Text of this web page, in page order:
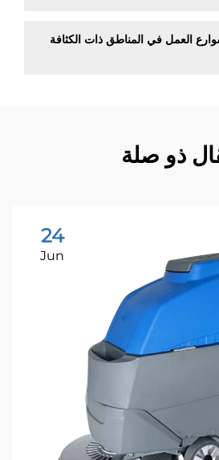
في المناطق ذات الكثافة
صلة